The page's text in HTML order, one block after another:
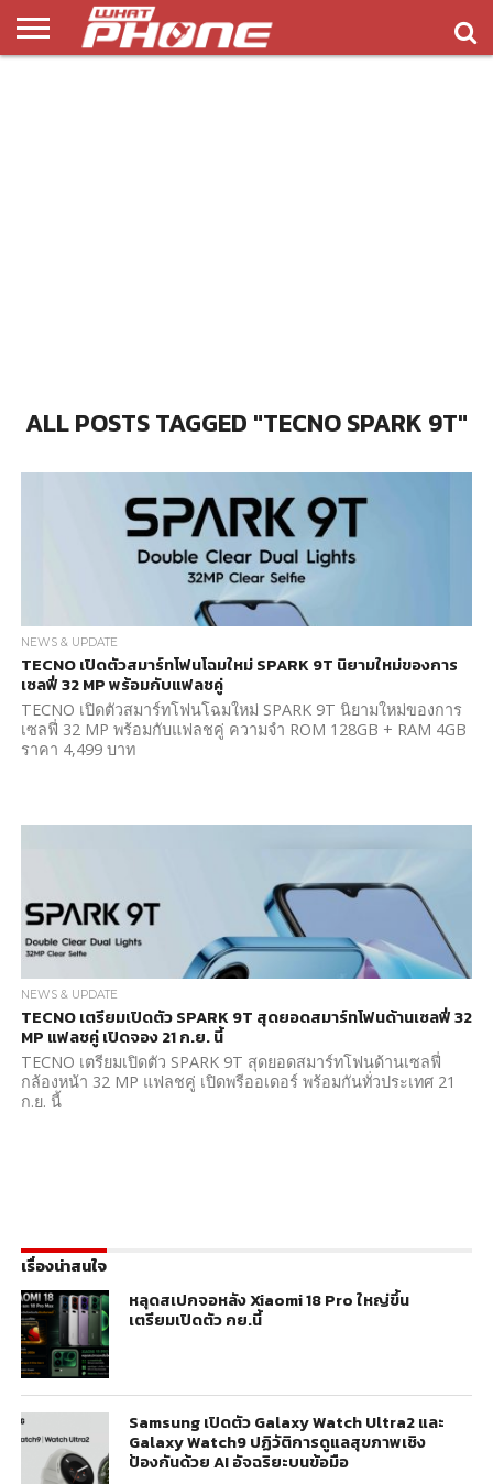
ALL POSTS TAGGED "TECNO SPARK 9T"
NEWS & UPDATE
TECNO เปิดตัวสมาร์ทโฟนโฉมใหม่ SPARK 9T นิยามใหม่ของการ
เซลฟี่ 32 MP พร้อมกับแฟลชคู่
TECNO เปิดตัวสมาร์ทโฟนโฉมใหม่ SPARK 9T นิยามใหม่ของการ
เซลฟี่ 32 MP พร้อมกับแฟลชคู่ ความจำ ROM 128GB + RAM 4GB
ราคา 4,499 บาท
NEWS & UPDATE
TECNO เตรียมเปิดตัว SPARK 9T สุดยอดสมาร์ทโฟนด้านเซลฟี่ 32
MP แฟลชคู่ เปิดจอง 21 ก.ย. นี้
TECNO เตรียมเปิดตัว SPARK 9T สุดยอดสมาร์ทโฟนด้านเซลฟี่
กล้องหน้า 32 MP แฟลชคู่ เปิดพรีออเดอร์ พร้อมกันทั่วประเทศ 21
ก.ย. นี้
เรื่องน่าสนใจ
หลุดสเปกจอหลัง Xiaomi 18 Pro ใหญ่ขึ้น
เตรียมเปิดตัว กย.นี้
Samsung เปิดตัว Galaxy Watch Ultra2 และ
Galaxy Watch9 ปฏิวัติการดูแลสุขภาพเชิง
ป้องกันด้วย AI อัจฉริยะบนข้อมือ